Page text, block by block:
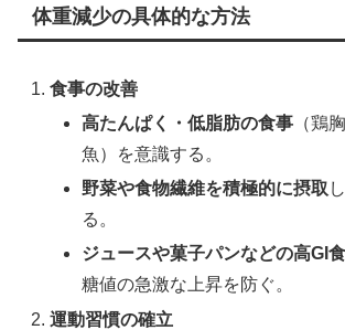
体重減少の具体的な方法
食事の改善
高たんぱく・低脂肪の食事 （鶏
魚）を意識する。
野菜や食物繊維を積極的に摂取
る。
ジュースや菓子パンなどの高GI
糖値の急激な上昇を防ぐ。
運動習慣の確立